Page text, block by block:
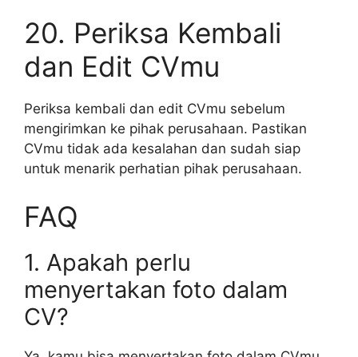
20. Periksa Kembali
dan Edit CVmu
Periksa kembali dan edit CVmu sebelum
mengirimkan ke pihak perusahaan. Pastikan
CVmu tidak ada kesalahan dan sudah siap
untuk menarik perhatian pihak perusahaan.
FAQ
1. Apakah perlu
menyertakan foto dalam
CV?